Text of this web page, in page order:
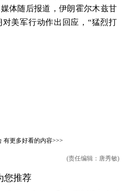
体随后报道，伊朗霍尔木兹甘
美军行动作出回应，“猛烈打
有更多好看的内容>>>
(责任编辑：唐秀敏)
您推荐